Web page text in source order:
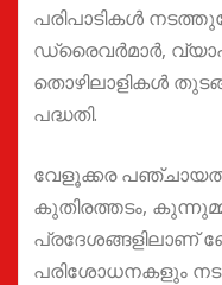
പരിപാടികള്‍
ഡ്രൈവര്‍മാര്‍,
തൊഴിലാളികള്‍
പദ്ധതി.
വേളൂക്കര
കുതിരത്തടം,
പ്രദേശങ്ങളിലാണ്
പരിശോധനകളും